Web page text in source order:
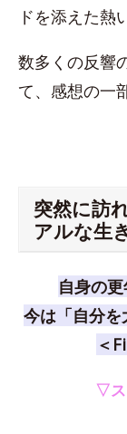
ドを添えた熱
数多くの反響
て、感想の一
突然に訪
アルな生
自身の
今は「自分
＜
▽ス